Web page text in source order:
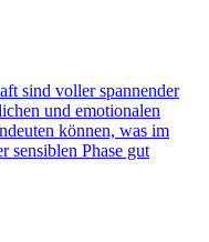
sind voller spannender
und emotionalen
können, was im
sensiblen Phase gut